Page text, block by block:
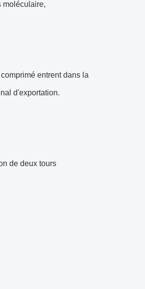
moléculaire,
entrent dans la
d'exportation.
de deux tours